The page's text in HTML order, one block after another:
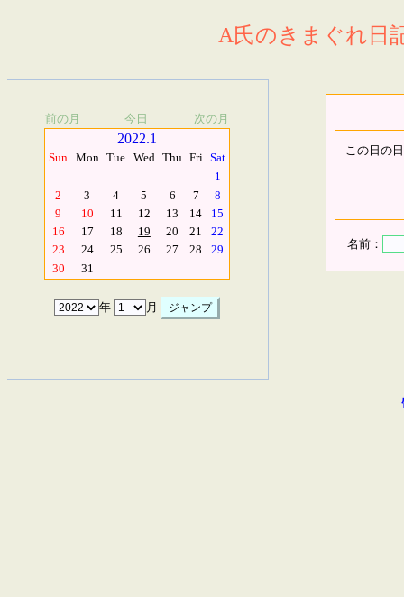
A氏のきまぐれ日
前の月 今日 次の月
2022.1
Sun Mon Tue Wed Thu Fri Sat
1
2
3 4 5 6 7
8
9
10 11 12 13 14
15
16
17 18 19 20 21
22
23
24 25 26 27 28
29
30
31
年 月
この日の
名前：